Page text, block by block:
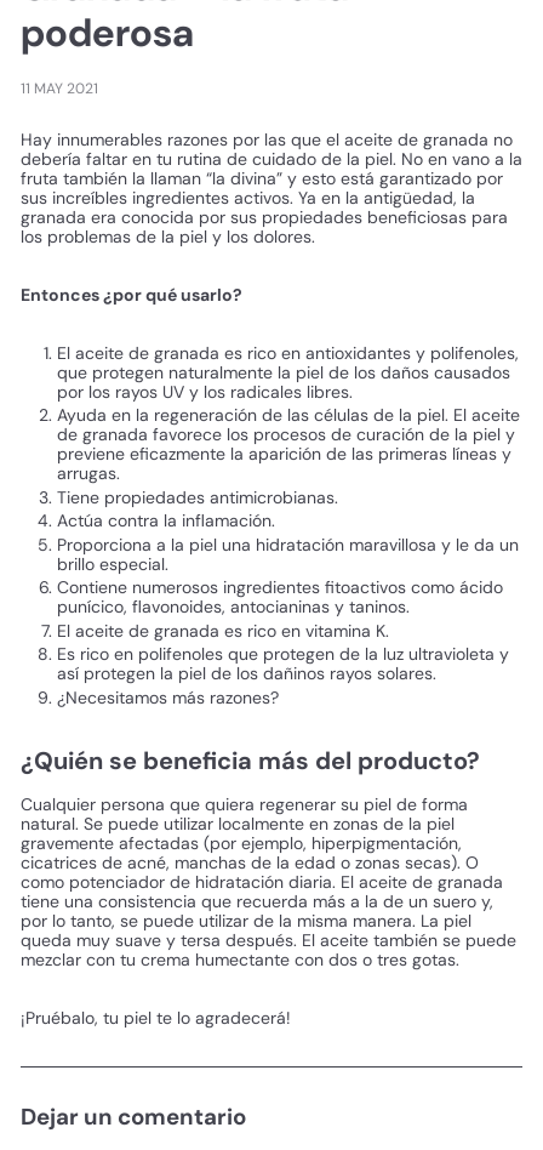
poderosa
11 MAY 2021
Hay innumerables razones por las que el aceite de granada no
debería faltar en tu rutina de cuidado de la piel. No en vano a la
fruta también la llaman “la divina” y esto está garantizado por
sus increíbles ingredientes activos. Ya en la antigüedad, la
granada era conocida por sus propiedades beneficiosas para
los problemas de la piel y los dolores.
Entonces ¿por qué usarlo?
El aceite de granada es rico en antioxidantes y polifenoles,
que protegen naturalmente la piel de los daños causados ​​
por los rayos UV y los radicales libres.
Ayuda en la regeneración de las células de la piel. El aceite
de granada favorece los procesos de curación de la piel y
previene eficazmente la aparición de las primeras líneas y
arrugas.
Tiene propiedades antimicrobianas.
Actúa contra la inflamación.
Proporciona a la piel una hidratación maravillosa y le da un
brillo especial.
Contiene numerosos ingredientes fitoactivos como ácido
punícico, flavonoides, antocianinas y taninos.
El aceite de granada es rico en vitamina K.
Es rico en polifenoles que protegen de la luz ultravioleta y
así protegen la piel de los dañinos rayos solares.
¿Necesitamos más razones?
¿Quién se beneficia más del producto?
Cualquier persona que quiera regenerar su piel de forma
natural. Se puede utilizar localmente en zonas de la piel
gravemente afectadas (por ejemplo, hiperpigmentación,
cicatrices de acné, manchas de la edad o zonas secas). O
como potenciador de hidratación diaria. El aceite de granada
tiene una consistencia que recuerda más a la de un suero y,
por lo tanto, se puede utilizar de la misma manera. La piel
queda muy suave y tersa después. El aceite también se puede
mezclar con tu crema humectante con dos o tres gotas.
¡Pruébalo, tu piel te lo agradecerá!
Dejar un comentario